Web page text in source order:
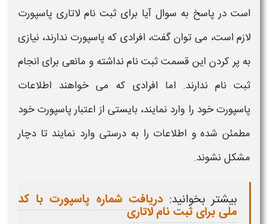
است در پاسخ به سوال آیا برای ثبت نام لاتاری پاسپورت
لازم است، می توان گفت، افرادی که پاسپورت ندارند، نیازی
به پر کردن این قسمتثبت نامنداشته و مانعی برای انجام
ثبت نام ندارند. اما افرادی که می خواهند اطلاعات
پاسپورتخود را وارد نمایند، بایستی از اعتبارپاسپورتخود
مطمئن شده و اطلاعات را به درستی وارد نمایند تا دچار
مشکل نشوند.
بیشتر بخوانید: دریافت شماره پاسپورت با کد
ملی برای ثبت نام لاتاری